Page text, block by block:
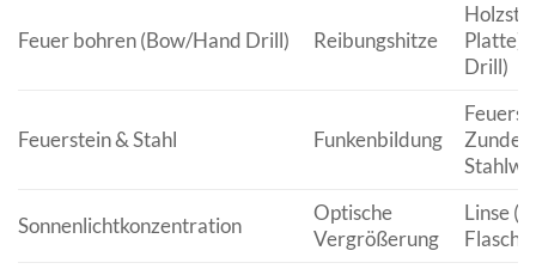
Feuer bohren (Bow/Hand Drill) Reibungshitze
Platte),
Drill)
Feuerstein & Stahl Funkenbildung
Zunder
Sonnenlichtkonzentration
Optische
Vergrößerung
Linse